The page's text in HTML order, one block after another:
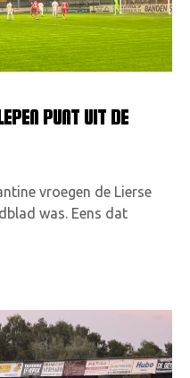
PUNT UIT DE
vroegen de Lierse
was. Eens dat